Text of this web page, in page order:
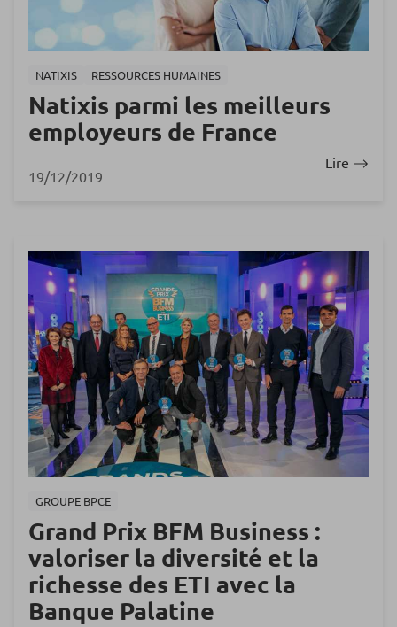
NATIXIS RESSOURCES HUMAINES
Natixis parmi les meilleurs
employeurs de France
19/12/2019
Lire
GROUPE BPCE
Grand Prix BFM Business :
valoriser la diversité et la
richesse des ETI avec la
Banque Palatine